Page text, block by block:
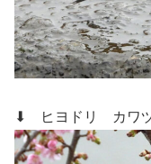
⬇ ヒヨドリ カワ